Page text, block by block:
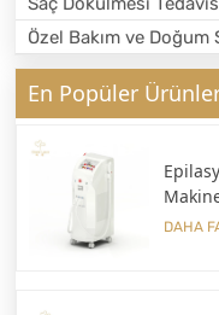
Özel Bakım ve Doğum
En Popüler
DAHA